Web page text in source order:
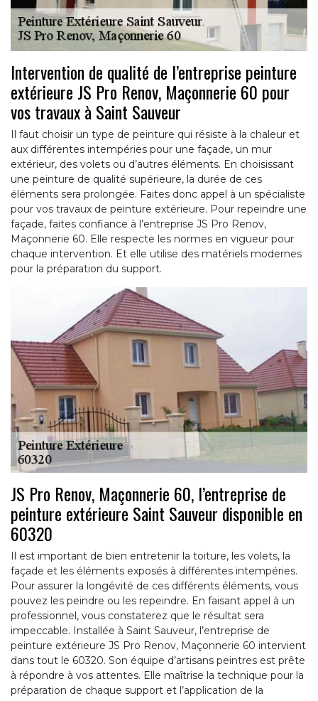
Intervention de qualité de l’entreprise peinture
extérieure JS Pro Renov, Maçonnerie 60 pour
vos travaux à Saint Sauveur
Il faut choisir un type de peinture qui résiste à la chaleur et
aux différentes intempéries pour une façade, un mur
extérieur, des volets ou d’autres éléments. En choisissant
une peinture de qualité supérieure, la durée de ces
éléments sera prolongée. Faites donc appel à un spécialiste
pour vos travaux de peinture extérieure. Pour repeindre une
façade, faites confiance à l’entreprise JS Pro Renov,
Maçonnerie 60. Elle respecte les normes en vigueur pour
chaque intervention. Et elle utilise des matériels modernes
pour la préparation du support.
JS Pro Renov, Maçonnerie 60, l’entreprise de
peinture extérieure Saint Sauveur disponible en
60320
Il est important de bien entretenir la toiture, les volets, la
façade et les éléments exposés à différentes intempéries.
Pour assurer la longévité de ces différents éléments, vous
pouvez les peindre ou les repeindre. En faisant appel à un
professionnel, vous constaterez que le résultat sera
impeccable. Installée à Saint Sauveur, l’entreprise de
peinture extérieure JS Pro Renov, Maçonnerie 60 intervient
dans tout le 60320. Son équipe d’artisans peintres est prête
à répondre à vos attentes. Elle maîtrise la technique pour la
préparation de chaque support et l’application de la